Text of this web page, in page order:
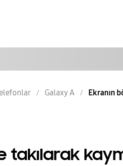
Galaxy A Ekranın
takılarak